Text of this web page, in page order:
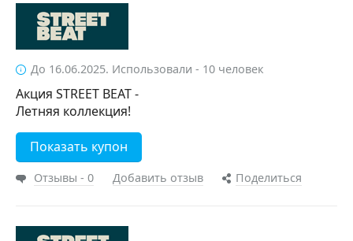
До 16.06.2025. Использовали - 10 человек
Акция STREET BEAT -
Летняя коллекция!
Показать купон
Отзывы - 0 Добавить отзыв Поделиться